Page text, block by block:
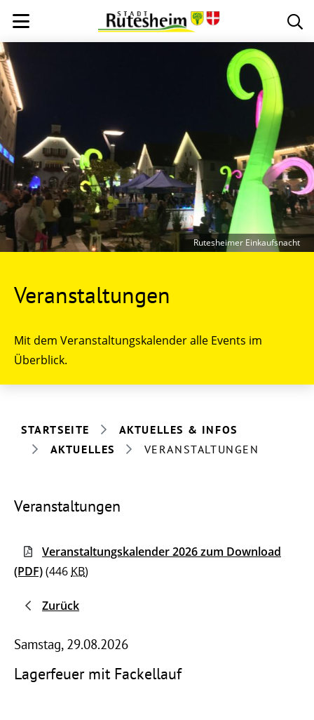
Veranstaltungen
Mit dem Veranstaltungskalender alle Events im
Überblick.
Rutesheimer Einkaufsnacht
STARTSEITE
AKTUELLES & INFOS
AKTUELLES
VERANSTALTUNGEN
Veranstaltungen
Veranstaltungskalender 2026 zum Download
(PDF)(446 KB)
Zurück
Samstag, 29.08.2026
Lagerfeuer mit Fackellauf